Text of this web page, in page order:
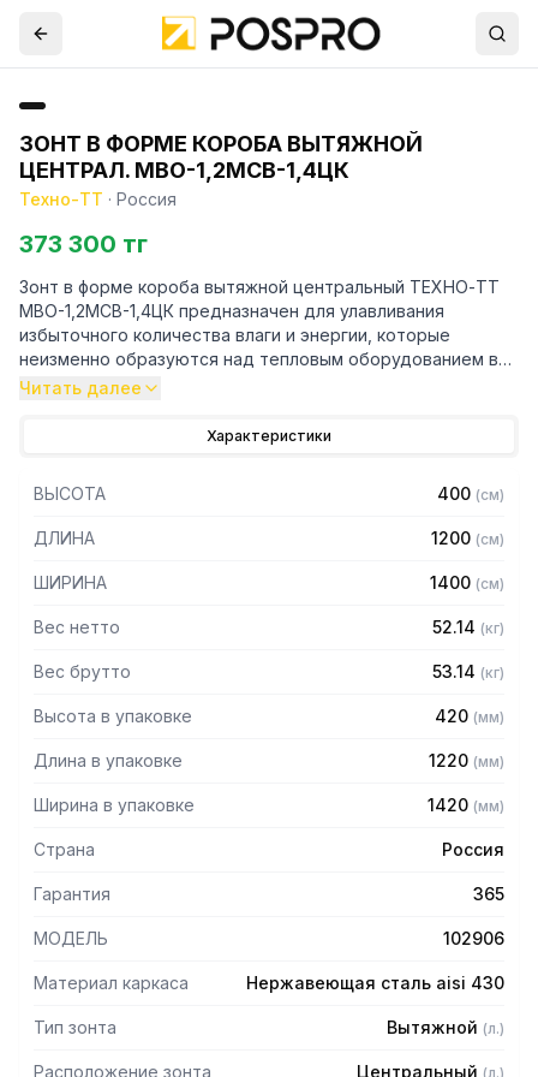
ЗОНТ В ФОРМЕ КОРОБА ВЫТЯЖНОЙ
ЦЕНТРАЛ. МВО-1,2МСВ-1,4ЦК
Техно-ТТ · Россия
373 300 тг
Зонт в форме короба вытяжной центральный ТЕХНО-ТТ
МВО-1,2МСВ-1,4ЦК предназначен для улавливания
избыточного количества влаги и энергии, которые
неизменно образуются над тепловым оборудованием в
процессе готовки.
Кроме того, зонт втягивает в себя продукты сгорания и
оборудование формирует микроклимат в помещении и
защищает сотрудников горячего цеха.
Особенности:
— Вытяжной центральный в форме короба
— Материал: нержавеющая сталь AISI 430 толщиной
— С лабиринтными фильтрами (жироуловителями)
Читать далее
Характеристики
ВЫСОТА 400 (см)
ДЛИНА 1200 (см)
ШИРИНА 1400 (см)
Вес нетто 52.14 (кг)
Вес брутто 53.14 (кг)
Высота в упаковке 420 (мм)
Длина в упаковке 1220 (мм)
Ширина в упаковке 1420 (мм)
Страна Россия
Гарантия 365
МОДЕЛЬ 102906
Материал каркаса Нержавеющая сталь aisi 430
Тип зонта Вытяжной (л.)
Расположение зонта Центральный (л.)